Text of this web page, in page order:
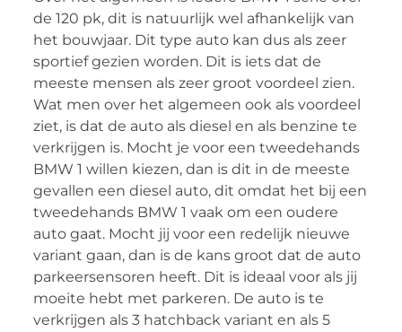
de 120 pk, dit is natuurlijk wel afhankelijk van
het bouwjaar. Dit type auto kan dus als zeer
sportief gezien worden. Dit is iets dat de
meeste mensen als zeer groot voordeel zien.
Wat men over het algemeen ook als voordeel
ziet, is dat de auto als diesel en als benzine te
verkrijgen is. Mocht je voor een tweedehands
BMW 1 willen kiezen, dan is dit in de meeste
gevallen een diesel auto, dit omdat het bij een
tweedehands BMW 1 vaak om een oudere
auto gaat. Mocht jij voor een redelijk nieuwe
variant gaan, dan is de kans groot dat de auto
parkeersensoren heeft. Dit is ideaal voor als jij
moeite hebt met parkeren. De auto is te
verkrijgen als 3 hatchback variant en als 5